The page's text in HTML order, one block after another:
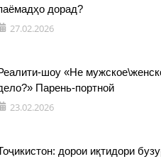
дорад?
27.02.2026
шоу «Не
Парень-портной
23.02.2026
дорои иқтидори